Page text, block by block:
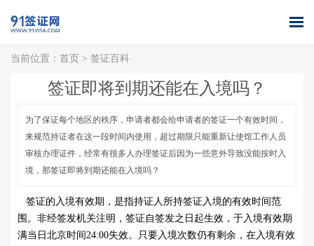
首页 全球签证
办理
签证案例
库
当前位置： 首页 > 签证百科
签证即将到期还能在入境吗？
为了保证每个地区的秩序，申请者都会给申请者的签证一个有效时间，
来规范持证者在这一段时间内使用，超过期限只能重新让使馆工作人员
审核办理证件，经常有很多人办理签证后因为一些意外导致没能按时入
境，那签证即将到期还能在入境吗？
签证的入境有效期，是指持证人所持签证入境的有效时间范
围。非经签发机关注明，签证自签发之日起生效，于入境有效期
满当日北京时间24:00失效。只要入境次数仍有剩余，在入境有效